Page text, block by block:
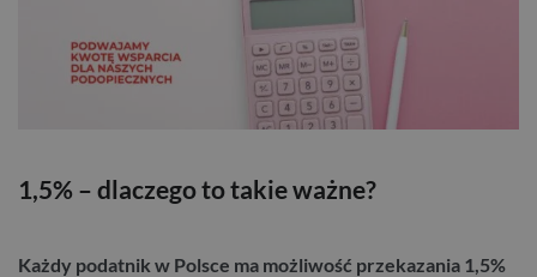
1,5% – dlaczego to takie ważne?
Każdy podatnik w Polsce ma możliwość przekazania 1,5%